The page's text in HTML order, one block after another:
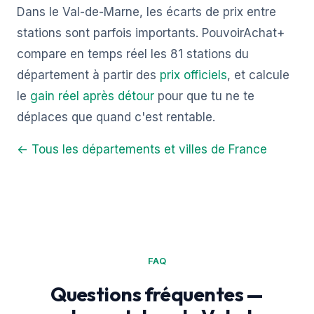
Dans le Val-de-Marne, les écarts de prix entre
stations sont parfois importants. PouvoirAchat+
compare en temps réel les 81 stations du
département à partir des prix officiels, et calcule
le gain réel après détour pour que tu ne te
déplaces que quand c'est rentable.
← Tous les départements et villes de France
FAQ
Questions fréquentes —